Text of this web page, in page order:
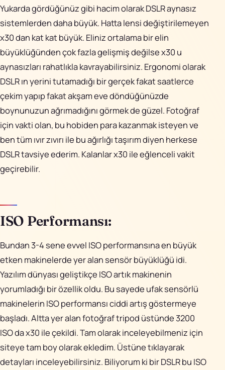
Yukarda gördüğünüz gibi hacim olarak DSLR aynasız
sistemlerden daha büyük. Hatta lensi değiştirilemeyen
x30 dan kat kat büyük. Eliniz ortalama bir elin
büyüklüğünden çok fazla gelişmiş değilse x30 u
aynasızları rahatlıkla kavrayabilirsiniz. Ergonomi olarak
DSLR ın yerini tutamadığı bir gerçek fakat saatlerce
çekim yapıp fakat akşam eve döndüğünüzde
boynunuzun ağrımadığını görmek de güzel. Fotoğraf
için vakti olan, bu hobiden para kazanmak isteyen ve
ben tüm ıvır zıvırı ile bu ağırlığı taşırım diyen herkese
DSLR tavsiye ederim. Kalanlar x30 ile eğlenceli vakit
geçirebilir.
ISO Performansı:
Bundan 3-4 sene evvel ISO performansına en büyük
etken makinelerde yer alan sensör büyüklüğü idi.
Yazılım dünyası geliştikçe ISO artık makinenin
yorumladığı bir özellik oldu. Bu sayede ufak sensörlü
makinelerin ISO performansı ciddi artış göstermeye
başladı. Altta yer alan fotoğraf tripod üstünde 3200
ISO da x30 ile çekildi. Tam olarak inceleyebilmeniz için
siteye tam boy olarak ekledim. Üstüne tıklayarak
detayları inceleyebilirsiniz. Biliyorum ki bir DSLR bu ISO